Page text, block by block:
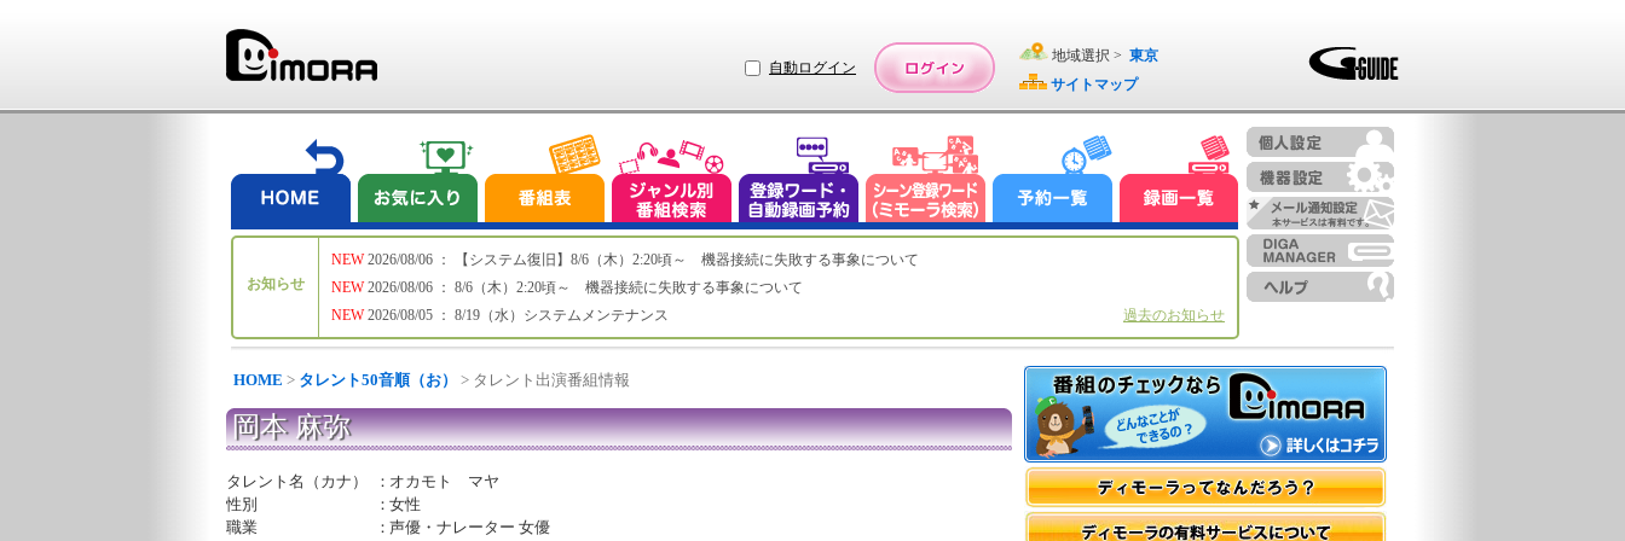
自動ログイン
地域選択 > 東京
サイトマップ
お知らせ
NEW
NEW
NEW
2026/08/06 ： 【システム復旧】8/6（木）2:20頃～ 機器接続に失敗する事象について
2026/08/06 ： 8/6（木）2:20頃～ 機器接続に失敗する事象について
2026/08/05 ： 8/19（水）システムメンテナンス
過去のお知らせ
HOME > タレント50音順（お） > タレント出演番組情報
岡本 麻弥
タレント名（カナ） ： オカモト マヤ
性別
：女性
職業
：声優・ナレーター 女優